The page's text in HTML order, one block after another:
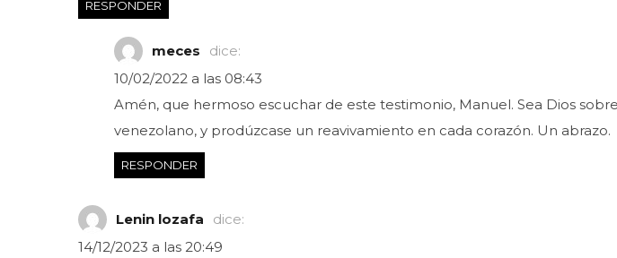
RESPONDER
meces
dice:
10/02/2022 a las 08:43
Amén, que hermoso escuchar de este testimonio, Manuel. Sea Dios
venezolano, y prodúzcase un reavivamiento en cada corazón. Un abrazo.
RESPONDER
Lenin lozafa
dice:
14/12/2023 a las 20:49